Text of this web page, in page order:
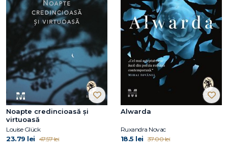
Noapte credincioasă și
virtuoasă
Louise Glück
23.79 lei 47.57 lei
Alwarda
Ruxandra Novac
18.5 lei 37.00 lei